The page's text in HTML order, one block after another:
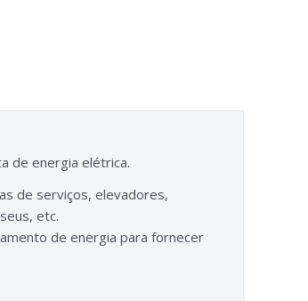
de energia elétrica.
de serviços, elevadores,
etc.
de energia para fornecer